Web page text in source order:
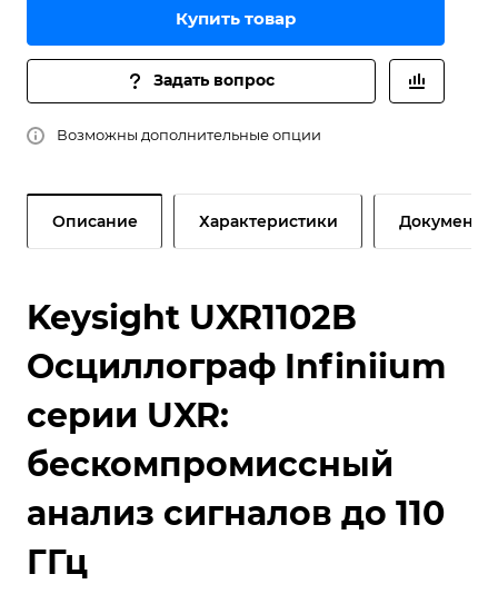
Купить товар
Задать вопрос
Возможны дополнительные опции
Описание Характеристики Документы
Keysight UXR1102B
Осциллограф Infiniium
серии UXR:
бескомпромиссный
анализ сигналов до 110
ГГц